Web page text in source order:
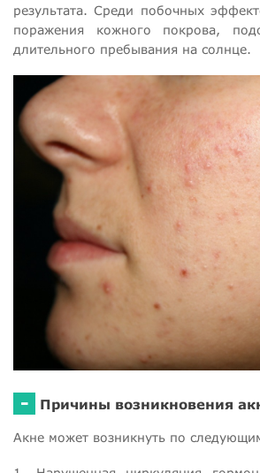
результата. Среди побочных
поражения кожного покрова,
длительного пребывания на солнце.
- Причины возникновения
Акне может возникнуть по